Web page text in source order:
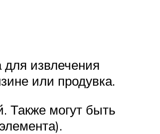
для извлечения
или продувка.
Также могут быть